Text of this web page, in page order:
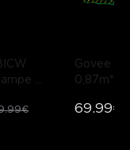
Govee
69.99€